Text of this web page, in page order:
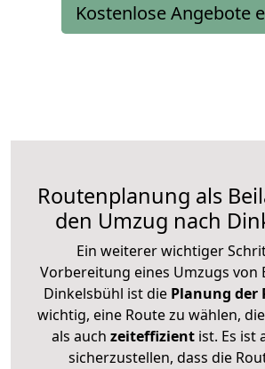
Kostenlose Angebote
Routenplanung als
den Umzug nach
Ein weiterer wichtiger
Vorbereitung eines Umzugs von
Dinkelsbühl ist diePlanung der
wichtig, eine Route zu wählen,
als auch zeiteffizientist. Es ist
sicherzustellen, dass die